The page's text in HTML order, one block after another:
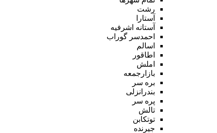
رشت
آستارا
آستانه اشرفیه
احمدسر گوراب
اسالم
اطاقور
املش
بازارجمعه
بره سر
بندرانزلی
پره سر
تالش
توتکابن
جیرنده